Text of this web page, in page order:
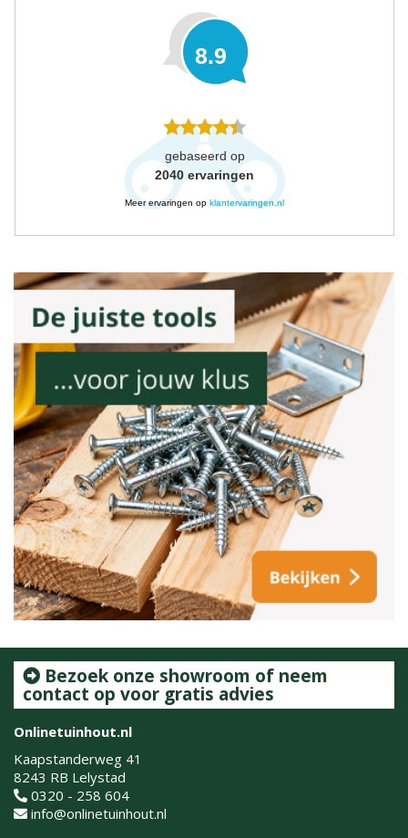
8.9
gebaseerd op
2040 ervaringen
Meer ervaringen op klantervaringen.nl
Bezoek onze showroom of neem
contact op voor gratis advies
Onlinetuinhout.nl
Kaapstanderweg 41
8243 RB Lelystad
0320 - 258 604
info@onlinetuinhout.nl